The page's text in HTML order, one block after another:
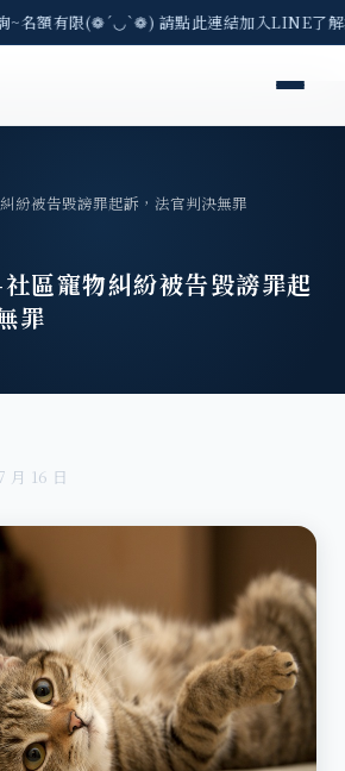
名額有限(❁´◡`❁) 請點此連結加入LINE了
紛被告毀謗罪起訴，法官判決無罪
區寵物糾紛被告毀謗罪起
罪
月 16 日